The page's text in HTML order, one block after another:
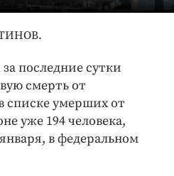
последние сутки
смерть от
списке умерших от
уже 194 человека,
в федеральном